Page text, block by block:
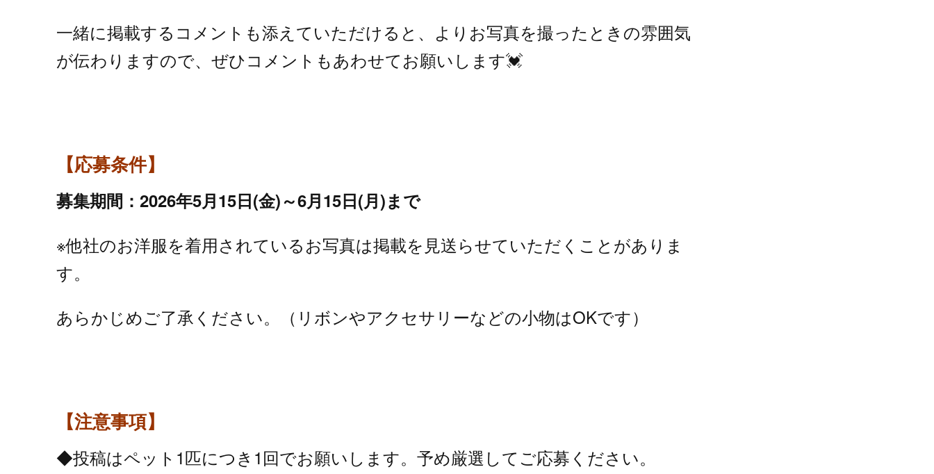
一緒に掲載するコメントも添えていただけると、よりお写真を撮ったときの雰囲気
が伝わりますので、ぜひコメントもあわせてお願いします💓
【応募条件】
募集期間：2026年5月15日(金)～6月15日(月)まで
※他社のお洋服を着用されているお写真は掲載を見送らせていただくことがありま
す。
あらかじめご了承ください。（リボンやアクセサリーなどの小物はOKです）
【注意事項】
◆投稿はペット1匹につき1回でお願いします。予め厳選してご応募ください。